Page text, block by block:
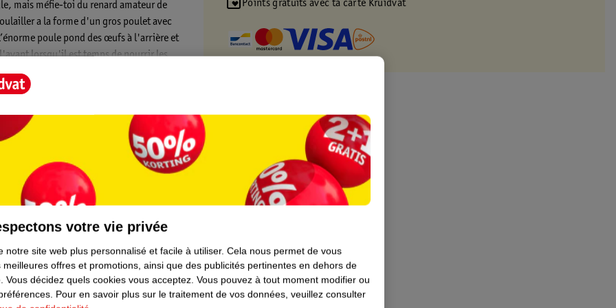
mais méfie-toi du renard amateur de
a la forme d'un gros poulet avec
poule pond des œufs à l'arrière et
lorsqu'il est temps de nourrir les
faire pivoter le modèle en 3D et suivre ta
de 7 ans. L'ensemble contient 233
Points gratuits avec ta carte Kruidvat
votre vie privée
notre site web plus personnalisé et facile à utiliser. Cela nous permet de vous
meilleures offres et promotions, ainsi que des publicités pertinentes en dehors de
Vous décidez quels cookies vous acceptez. Vous pouvez à tout moment modifier ou
Pour en savoir plus sur le traitement de vos données, veuillez consulter